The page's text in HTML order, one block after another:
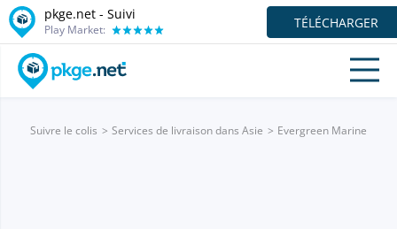
pkge.net - Suivi
Play Market: TÉLÉCHARGER
Suivre le colis Services de livraison dans Asie Evergreen Marine